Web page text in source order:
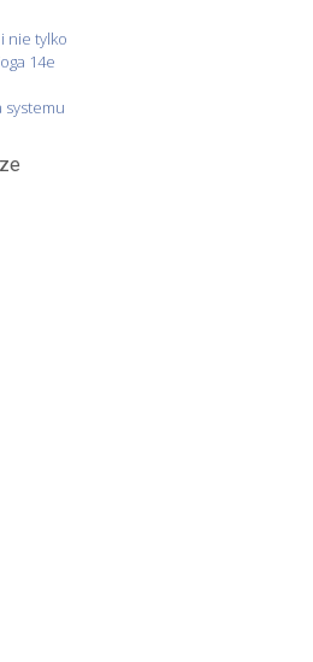
nie tylko
14e
systemu